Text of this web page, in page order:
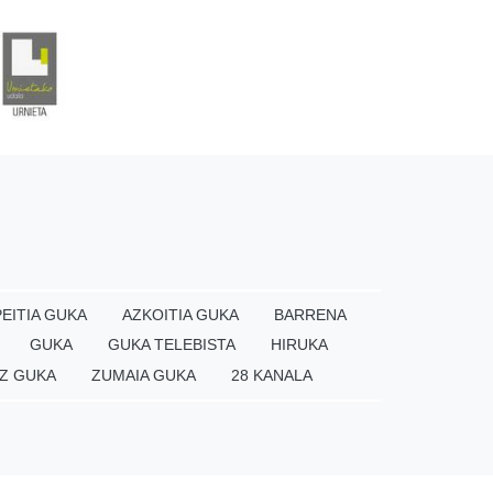
GUKA AZKOITIA GUKA
BARRENA
GUKA GUKA TELEBISTA
HIRUKA
GUKA ZUMAIA GUKA 28 KANALA